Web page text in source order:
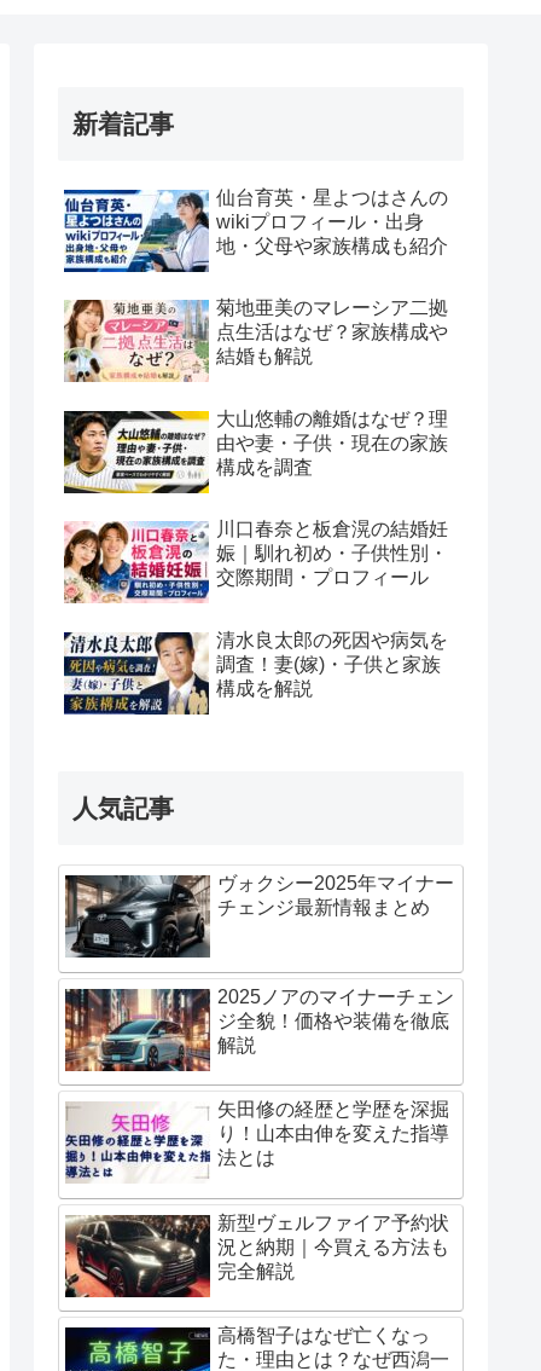
新着記事
仙台育英・星よつはさんの
wikiプロフィール・出身
地・父母や家族構成も紹介
菊地亜美のマレーシア二拠
点生活はなぜ？家族構成や
結婚も解説
大山悠輔の離婚はなぜ？理
由や妻・子供・現在の家族
構成を調査
川口春奈と板倉滉の結婚妊
娠｜馴れ初め・子供性別・
交際期間・プロフィール
清水良太郎の死因や病気を
調査！妻(嫁)・子供と家族
構成を解説
人気記事
ヴォクシー2025年マイナー
チェンジ最新情報まとめ
2025ノアのマイナーチェン
ジ全貌！価格や装備を徹底
解説
矢田修の経歴と学歴を深掘
り！山本由伸を変えた指導
法とは
新型ヴェルファイア予約状
況と納期｜今買える方法も
完全解説
高橋智子はなぜ亡くなっ
た・理由とは？なぜ西潟一